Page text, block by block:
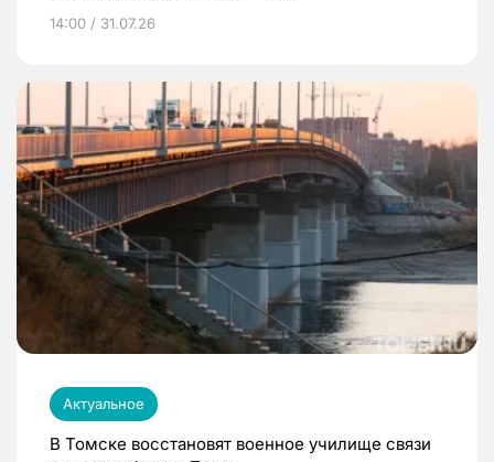
14:00 / 31.07.26
Актуальное
В Томске восстановят военное училище связи